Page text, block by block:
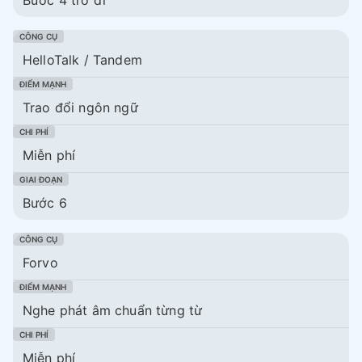
HelloTalk / Tandem
Trao đổi ngôn ngữ
Miễn phí
Bước 6
Forvo
Nghe phát âm chuẩn từng từ
Miễn phí